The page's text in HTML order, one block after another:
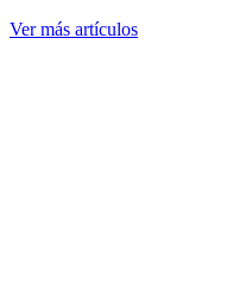
Ver más artículos